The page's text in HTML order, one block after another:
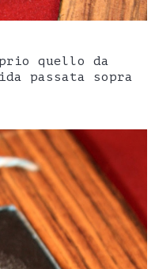
quello da
passata sopra